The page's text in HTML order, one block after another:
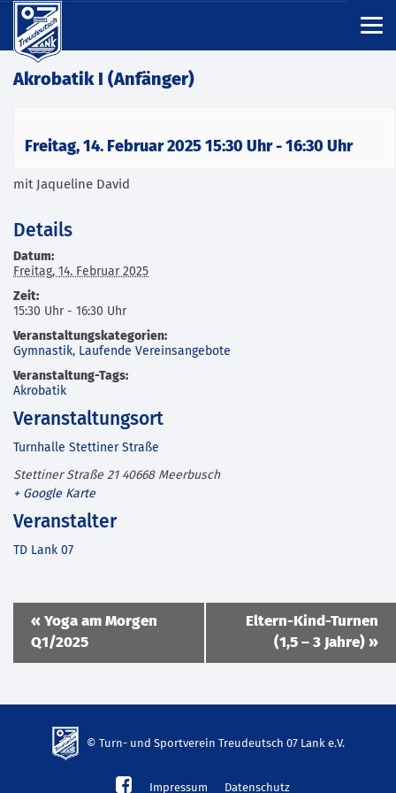
Akrobatik I (Anfänger)
Freitag, 14. Februar 2025 15:30 Uhr- 16:30 Uhr
mit Jaqueline David
Details
Datum:
Freitag, 14. Februar 2025
Zeit:
15:30 Uhr - 16:30 Uhr
Veranstaltungskategorien:
Gymnastik, Laufende Vereinsangebote
Veranstaltung-Tags:
Akrobatik
Veranstaltungsort
Turnhalle Stettiner Straße
Stettiner Straße 21 40668 Meerbusch
+ Google Karte
Veranstalter
TD Lank 07
Navigation
« Yoga am Morgen
Q1/2025
Eltern-Kind-Turnen
(1,5 – 3 Jahre) »
© Turn- und Sportverein Treudeutsch 07 Lank e.V.
Impressum Datenschutz